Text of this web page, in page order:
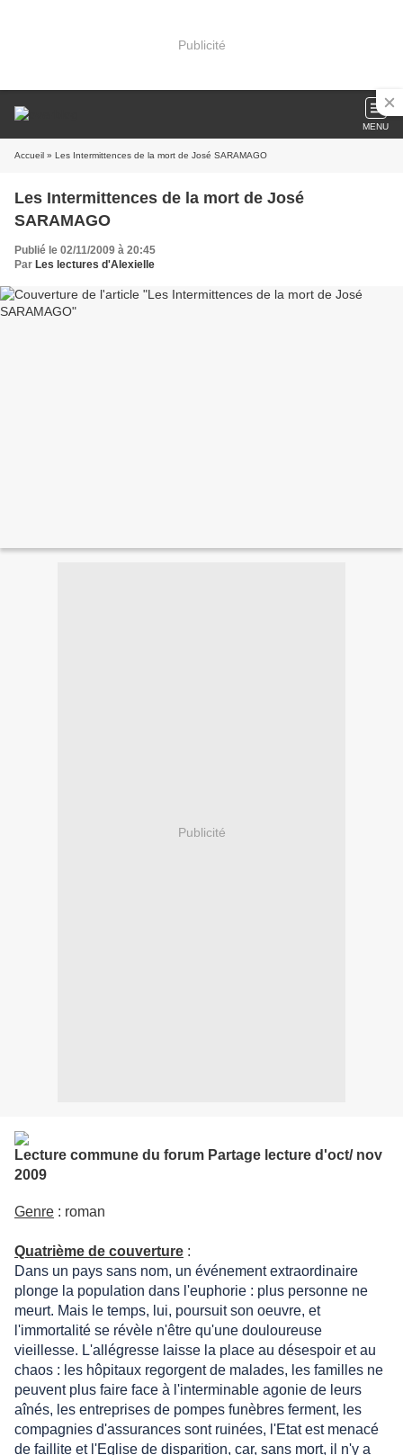
Publicité
MENU
Accueil » Les Intermittences de la mort de José SARAMAGO
Les Intermittences de la mort de José
SARAMAGO
Publié le 02/11/2009 à 20:45
Par Les lectures d'Alexielle
Publicité
Lecture commune du forum Partage lecture d'oct/ nov
2009
Genre : roman
Quatrième de couverture :
Dans un pays sans nom, un événement extraordinaire
plonge la population dans l'euphorie : plus personne ne
meurt. Mais le temps, lui, poursuit son oeuvre, et
l'immortalité se révèle n'être qu'une douloureuse
vieillesse. L'allégresse laisse la place au désespoir et au
chaos : les hôpitaux regorgent de malades, les familles ne
peuvent plus faire face à l'interminable agonie de leurs
aînés, les entreprises de pompes funèbres ferment, les
compagnies d'assurances sont ruinées, l'Etat est menacé
de faillite et l'Eglise de disparition, car, sans mort, il n'y a